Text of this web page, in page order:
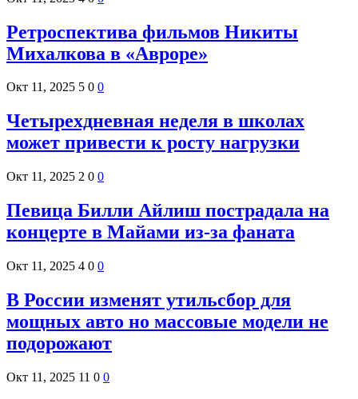
Ретроспектива фильмов Никиты
Михалкова в «Авроре»
Окт 11, 2025 5 0 0
Четырехдневная неделя в школах
может привести к росту нагрузки
Окт 11, 2025 2 0 0
Певица Билли Айлиш пострадала на
концерте в Майами из-за фаната
Окт 11, 2025 4 0 0
В России изменят утильсбор для
мощных авто но массовые модели не
подорожают
Окт 11, 2025 11 0 0